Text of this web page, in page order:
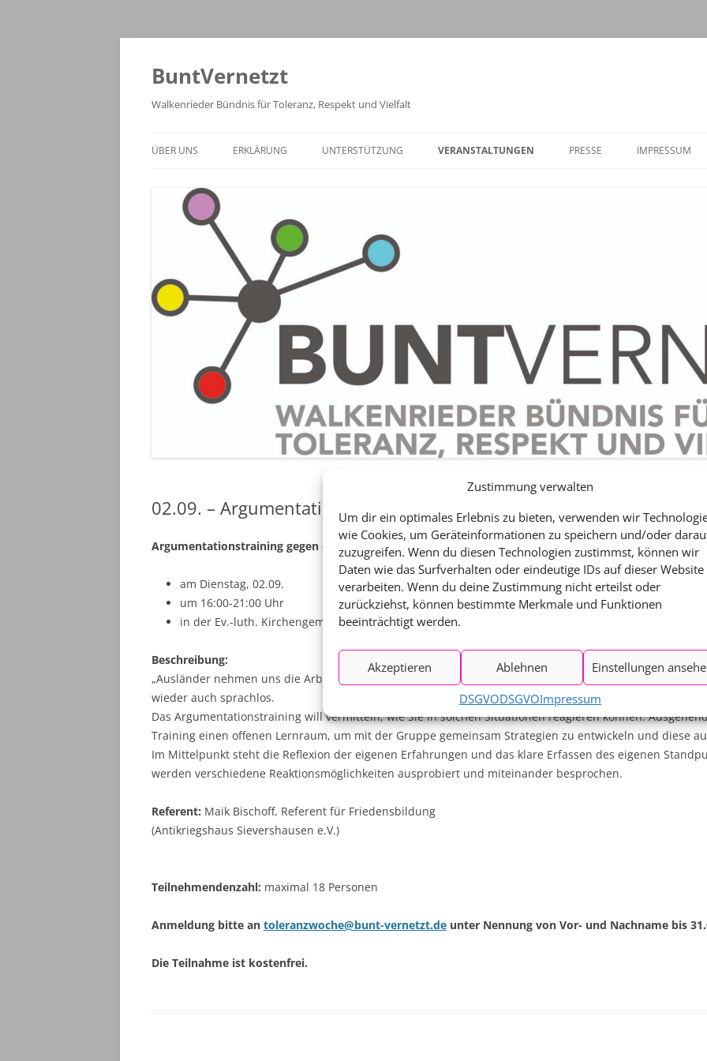
Zustimmung verwalten
Um dir ein optimales Erlebnis zu bieten, verwenden wir
wie Cookies, um Geräteinformationen zu speichern und/oder
zuzugreifen. Wenn du diesen Technologien zustimmst, können wir
Daten wie das Surfverhalten oder eindeutige IDs auf dieser Website
verarbeiten. Wenn du deine Zustimmung nicht erteilst oder
zurückziehst, können bestimmte Merkmale und Funktionen
beeinträchtigt werden.
Akzeptieren Ablehnen
Einstellungen
DSGVODSGVOImpressum
Zum
BuntVernetzt
Walkenrieder Bündnis für Toleranz, Respekt und Vielfalt
ÜBER UNS ERKLÄRUNG UNTERSTÜTZUNG VERANSTALTUNGEN
03.09. –
UND SELBSTBEHAUPTUNG
03.09. – FILM „KEIN
NIEMAND – …“
04.09. – PIZZA UND
SYMBOLE ERKENNEN
06.09. –
VON MITBESTIMMUNG…
FLYER UND PLAKAT
PRESSE IMPRESSUM
02.09. – Argumentationstraining
Argumentationstraining gegen diskriminierende Aussagen & Parolen
am Dienstag, 02.09.
um 16:00-21:00 Uhr
in der Ev.-luth. Kirchengemeinde Walkenried (Pfarrplatz 6)
Beschreibung:
„Ausländer nehmen uns die Arbeitsplätze weg!“ Diese und viele weitere Parolen hören wir nicht erst
wieder auch sprachlos.
Das Argumentationstraining will vermitteln, wie Sie in solchen Situationen reagieren können.
Training einen offenen Lernraum, um mit der Gruppe gemeinsam Strategien zu entwickeln und diese
Im Mittelpunkt steht die Reflexion der eigenen Erfahrungen und das klare Erfassen des eigenen
werden verschiedene Reaktionsmöglichkeiten ausprobiert und miteinander besprochen.
Referent: Maik Bischoff, Referent für Friedensbildung
(Antikriegshaus Sievershausen e.V.)
Teilnehmendenzahl: maximal 18 Personen
Anmeldung bitte an toleranzwoche@bunt-vernetzt.de unter Nennung von Vor- und Nachname bis
Die Teilnahme ist kostenfrei.